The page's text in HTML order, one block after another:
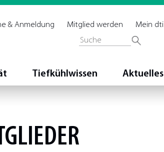
Mein dti
Mitglied werden
& Anmeldung
Tiefkühlwissen Aktuelles